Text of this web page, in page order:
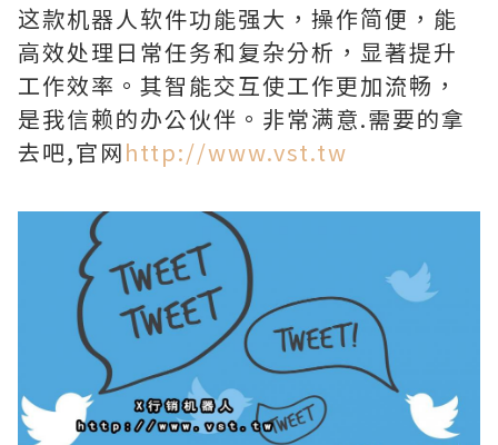
这款机器人软件功能强大，操作简便，能
高效处理日常任务和复杂分析，显著提升
工作效率。其智能交互使工作更加流畅，
是我信赖的办公伙伴。非常满意.需要的拿
去吧,官网http://www.vst.tw